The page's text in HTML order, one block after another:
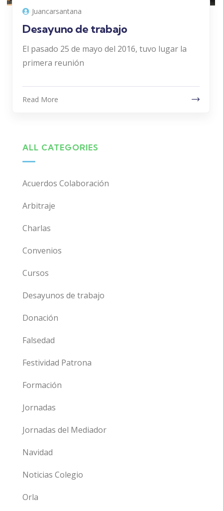
Juancarsantana
Desayuno de trabajo
El pasado 25 de mayo del 2016, tuvo lugar la
primera reunión
Read More
ALL CATEGORIES
Acuerdos Colaboración
Arbitraje
Charlas
Convenios
Cursos
Desayunos de trabajo
Donación
Falsedad
Festividad Patrona
Formación
Jornadas
Jornadas del Mediador
Navidad
Noticias Colegio
Orla